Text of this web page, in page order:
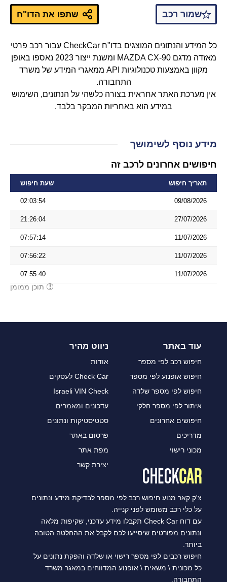
שמור רכב שתפו את הדו"ח
כל המידע והנתונים המוצגים בדו"ח CheckCar עבור רכב פרטי
מאזדה מדגם MAZDA CX-90 ומשנת ייצור 2023 נאספו באופן
מקוון באמצעות טכנולוגיות API ממאגרי המידע של משרד
התחבורה.
אין מערכת האתר אחראית בצורה כלשהי על הנתונים, השימוש
במידע הוא באחריות המבקר בלבד.
מידע נוסף לשימושך
חיפושים אחרונים לרכב זה
תאריך חיפוש שעת חיפוש
09/08/2026
02:03:54
27/07/2026
21:26:04
11/07/2026
07:57:14
11/07/2026
07:56:22
11/07/2026
07:55:40
תוכן ממומן
עוד באתר
חיפוש רכב לפי מספר
חיפוש אופנוע לפי מספר
חיפוש לפי מספר שלדה
איתור לפי מספר חלקי
חיפושים אחרונים
מדריכים
מכוני רישוי
ניווט מהיר
אודות
Check Car לעסקים
Israeli VIN Check
עדכונים ומאמרים
סטטיסטיקות ונתונים
פרסום באתר
מפת אתר
יצירת קשר
צ'ק קאר מנוע חיפוש רכב לפי מספר לבדיקת מידע ונתונים
על כלי רכב משומש לפני קנייה.
עם דוח Check Car תקבלו מידע עדכני, שקיפות מלאה
ונתונים מפורטים שיסייעו לכם לקבל את ההחלטה הטובה
ביותר.
חיפוש רכבים לפי מספר רישוי או שלדה והפקת נתונים על
כל מכונית \ משאית \ אופנוע המדווחים במאגר משרד
התחבורה.